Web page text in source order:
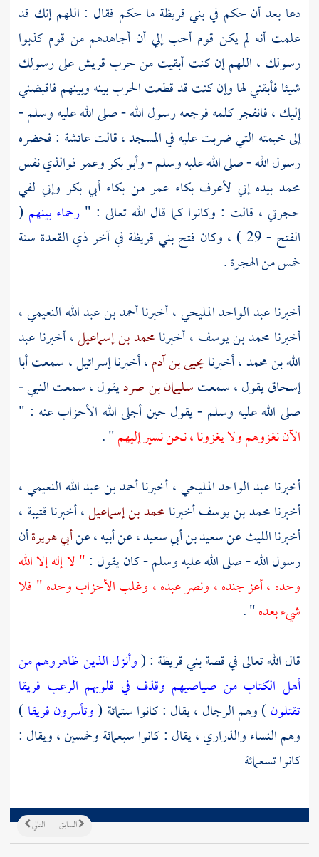
دعا بعد أن حكم فيبني قريظة ما حكم فقال : اللهم إنك قد
علمت أنه لم يكن قوم أحب إلي أن أجاهدهم من قوم كذبوا
رسولك ، اللهم إن كنت أبقيت من حرب قريش على رسولك
شيئا فأبقني لها وإن كنت قد قطعت الحرب بينه وبينهم فاقبضني
إليك ، فانفجر كلمه فرجعه رسول الله - صلى الله عليه وسلم -
إلى خيمته التي ضربت عليه في المسجد ، قالتعائشة : فحضره
رسول الله - صلى الله عليه وسلم - وأبو بكر وعمر فوالذي نفس
محمد بيده إني لأعرف بكاء عمرمن بكاءأبي بكر وإني لفي
حجرتي ، قالت : وكانوا كما قال الله تعالى : " رحماء بينهم (
الفتح - 29 ) ، وكان فتح
بني قريظة في آخر ذي القعدة سنة
خمس من الهجرة .
أخبرناعبد الواحد المليحي، أخبرناأحمد بن عبد الله النعيمي،
أخبرنا محمد بن يوسف ، أخبرنامحمد بن إسماعيل، أخبرناعبد
الله بن محمد، أخبرنايحيى بن آدم، أخبرناإسرائيل، سمعتأبا
إسحاقيقول ، سمعتسليمان بن صرديقول ، سمعت النبي -
صلى الله عليه وسلم - يقول حين أجلى الله الأحزاب عنه : "
الآن نغزوهم ولا يغزونا ، نحن نسير إليهم" .
أخبرناعبد الواحد المليحي، أخبرناأحمد بن عبد الله النعيمي،
أخبرنامحمد بن يوسفأخبرنامحمد بن إسماعيل، أخبرناقتيبة ،
أخبرناالليث عن سعيد بن أبي سعيد، عن أبيه ، عنأبي هريرةأن
رسول الله - صلى الله عليه وسلم - كان يقول :" لا إله إلا الله
وحده ، أعز جنده ، ونصر عبده ، وغلب الأحزاب وحده " فلا
شيء بعده" .
قال الله تعالى في قصةبني قريظة : (وأنزل الذين ظاهروهم من
أهل الكتاب من صياصيهم وقذف في قلوبهم الرعب فريقا
تقتلون) وهم الرجال ، يقال : كانوا ستمائة (وتأسرون فريقا)
وهم النساء والذراري ، يقال : كانوا سبعمائة وخمسين ، ويقال :
كانوا تسعمائة
التالي السابق